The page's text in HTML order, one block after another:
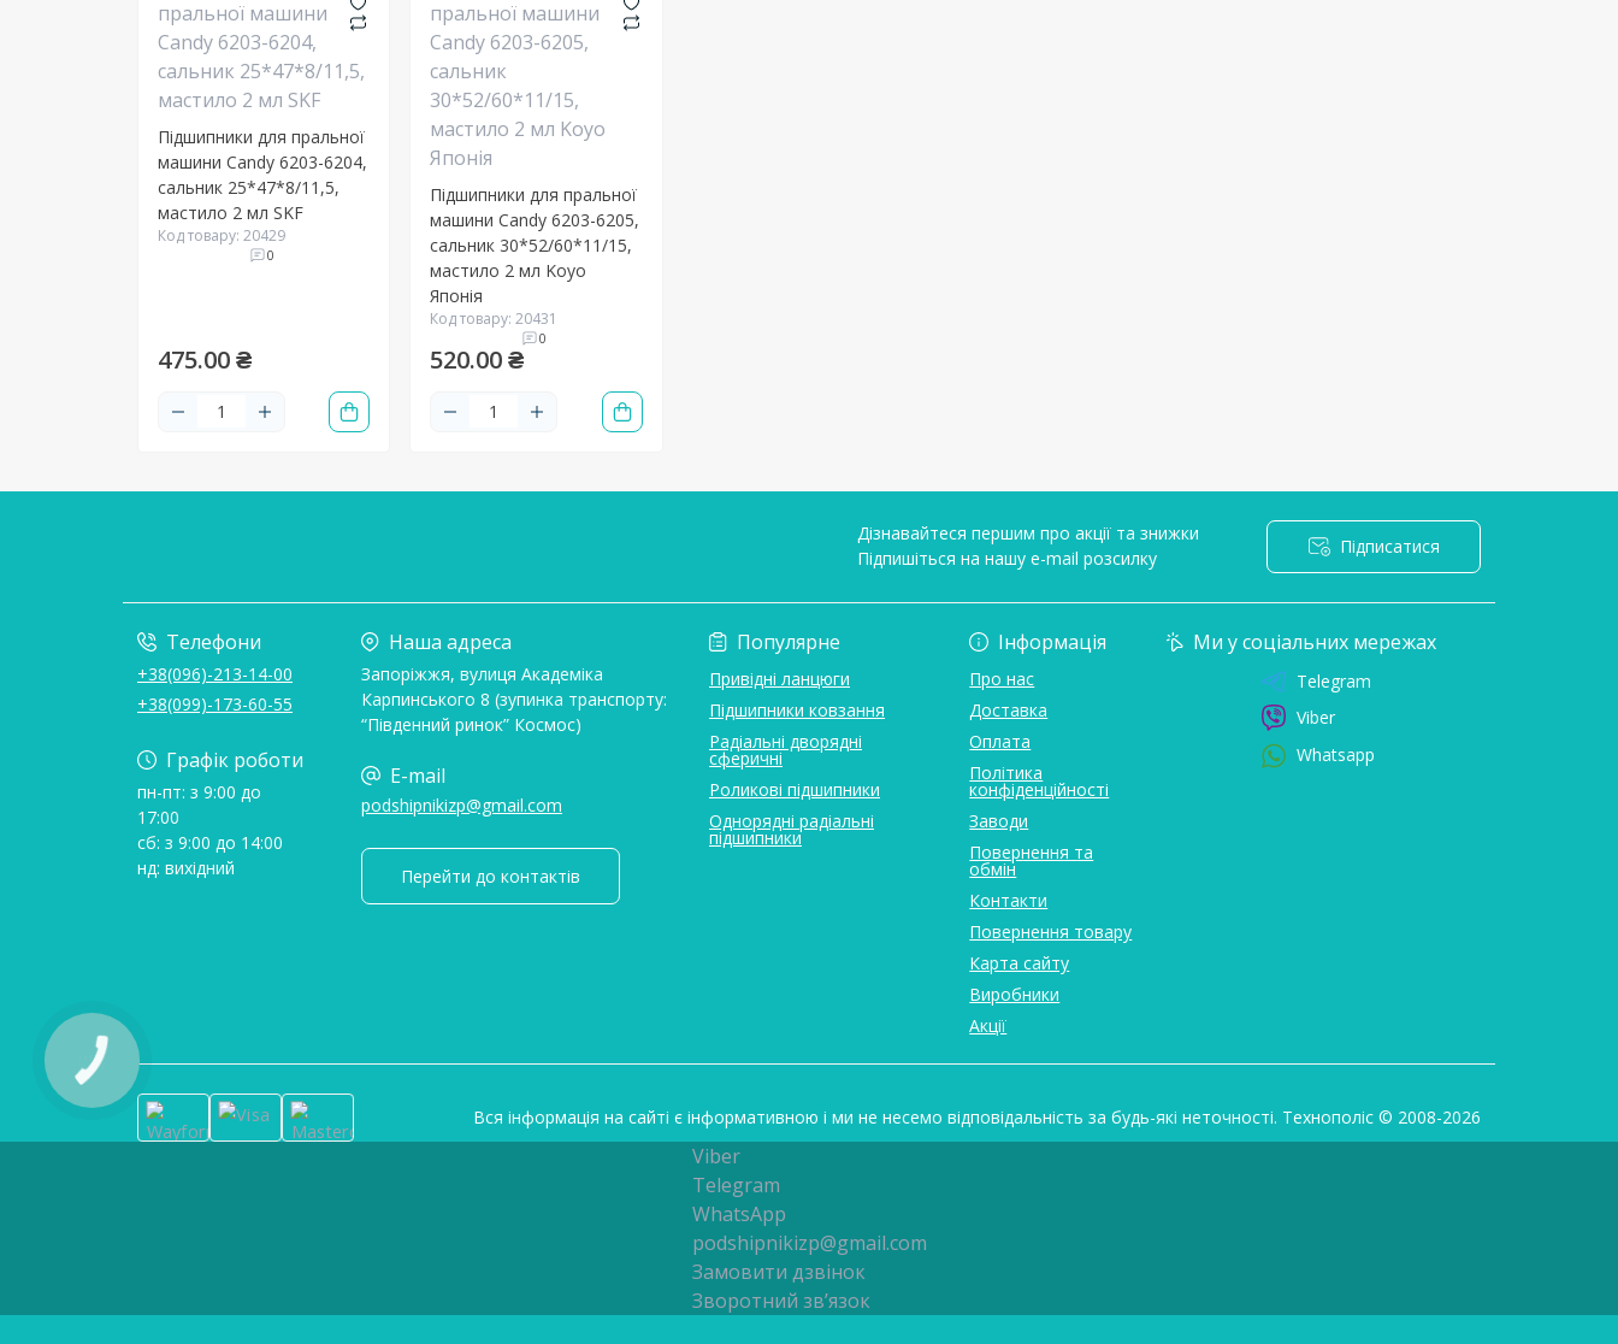
Підшипники для пральної
машини Candy 6203-6204,
сальник 25*47*8/11,5,
мастило 2 мл SKF
Код товару: 20429
0
475.00 ₴
Підшипники для пральної
машини Candy 6203-6205,
сальник 30*52/60*11/15,
мастило 2 мл Koyo
Японія
Код товару: 20431
0
520.00 ₴
Дізнавайтеся першим про акції та знижки
Підпишіться на нашу e-mail розсилку
Підписатися
Телефони
+38(096)-213-14-00
+38(099)-173-60-55
Графік роботи
пн-пт: з 9:00 до
17:00
сб: з 9:00 до 14:00
нд: вихідний
Наша адреса
Запоріжжя, вулиця Академіка
Карпинського 8 (зупинка транспорту:
“Південний ринок” Космос)
E-mail
podshipnikizp@gmail.com
Перейти до контактів
Популярне
Привідні ланцюги
Підшипники ковзання
Радіальні дворядні
сферичні
Роликові підшипники
Однорядні радіальні
підшипники
Інформація
Про нас
Доставка
Оплата
Політика
конфіденційності
Заводи
Повернення та
обмін
Контакти
Повернення товару
Карта сайту
Виробники
Акції
Ми у соціальних мережах
Telegram
Viber
Whatsapp
Вся інформація на сайті є інформативною і ми не несемо відповідальність за будь-які неточності. Технополіс © 2008-2026
Viber
Telegram
WhatsApp
podshipnikizp@gmail.com
Замовити дзвінок
Зворотний зв’язок
КНОПКА
ЗВ'ЯЗКУ